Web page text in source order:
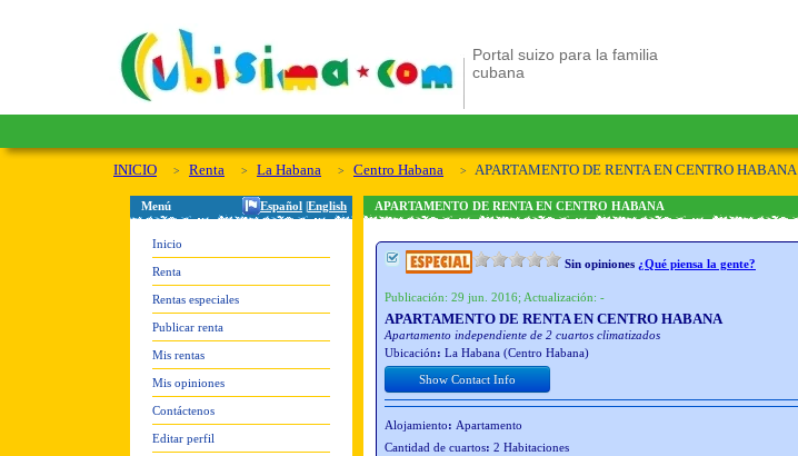
Portal suizo para la familia
cubana
INICIO Renta La Habana Centro Habana APARTAMENTO DE RENTA EN CENTRO HABANA
Menú Español |English
Inicio
Renta
Rentas especiales
Publicar renta
Mis rentas
Mis opiniones
Contáctenos
Editar perfil
APARTAMENTO DE RENTA EN CENTRO HABANA
Sin opiniones ¿Qué piensa la gente?
Publicación: 29 jun. 2016; Actualización: -
APARTAMENTO DE RENTA EN CENTRO HABANA
Apartamento independiente de 2 cuartos climatizados
Ubicación: La Habana (Centro Habana)
Show Contact Info
Alojamiento: Apartamento
Cantidad de cuartos: 2 Habitaciones